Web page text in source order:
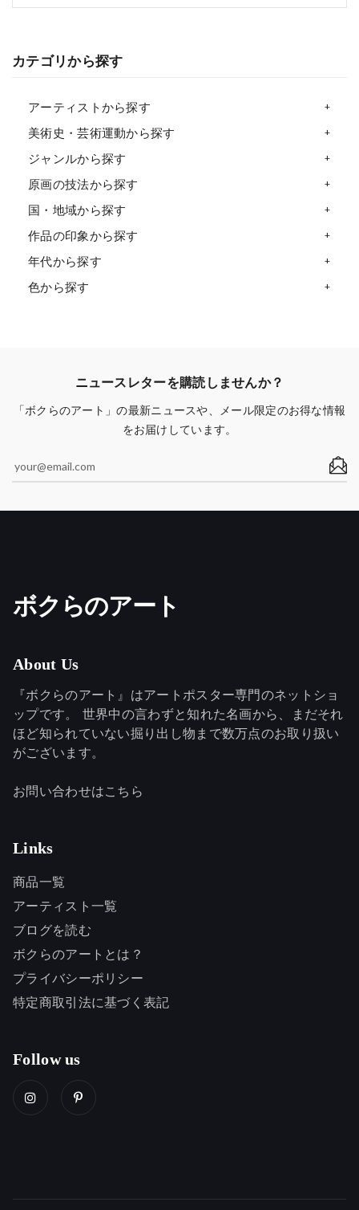
カテゴリから探す
アーティストから探す
美術史・芸術運動から探す
ジャンルから探す
原画の技法から探す
国・地域から探す
作品の印象から探す
年代から探す
色から探す
ニュースレターを購読しませんか？
「ボクらのアート」の最新ニュースや、メール限定のお得な情報
をお届けしています。
ボクらのアート
About Us
『ボクらのアート』はアートポスター専門のネットショ
ップです。 世界中の言わずと知れた名画から、まだそれ
ほど知られていない掘り出し物まで数万点のお取り扱い
がございます。
お問い合わせはこちら
Links
商品一覧
アーティスト一覧
ブログを読む
ボクらのアートとは？
プライバシーポリシー
特定商取引法に基づく表記
Follow us